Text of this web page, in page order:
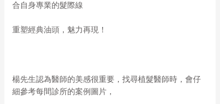
合自身專業的髮際線
重塑經典油頭，魅力再現！
楊先生認為醫師的美感很重要，找尋植髮醫師時，會仔
細參考每間診所的案例圖片，